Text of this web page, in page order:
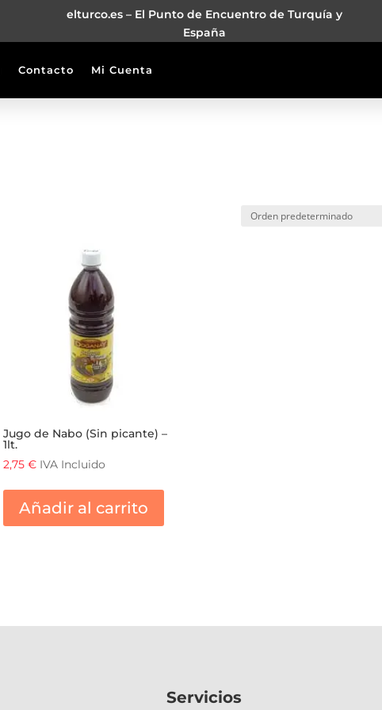
elturco.es – El Punto de Encuentro de Turquía y
España
Contacto Mi Cuenta
Jugo de Nabo (Sin picante) –
1lt.
2,75 € IVA Incluido
Añadir al carrito
Servicios